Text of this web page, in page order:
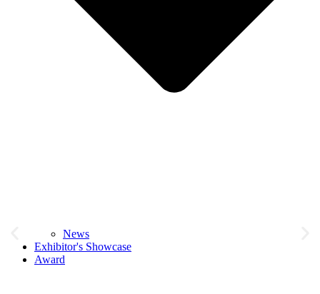
News
Exhibitor's Showcase
Award